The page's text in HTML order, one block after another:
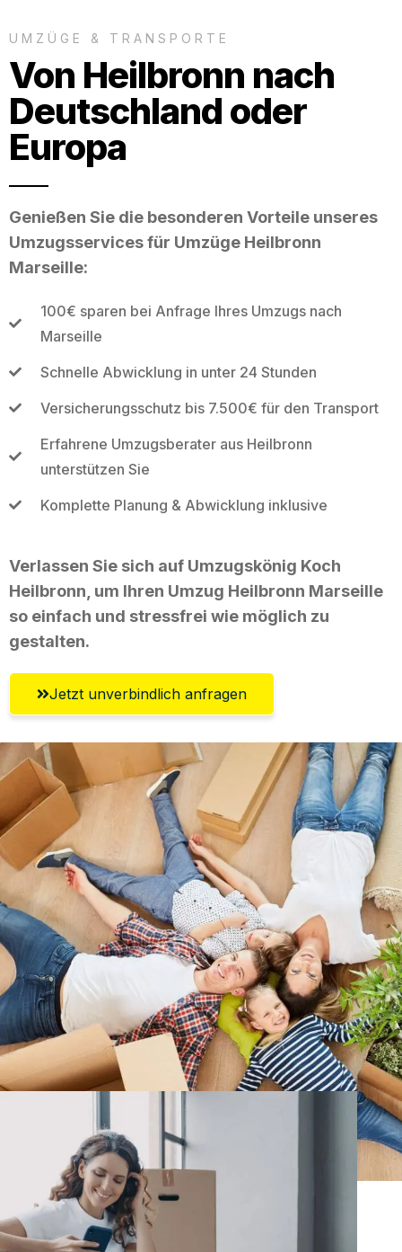
UMZÜGE & TRANSPORTE
Von Heilbronn nach
Deutschland oder
Europa
Genießen Sie die besonderen Vorteile unseres
Umzugsservices für Umzüge Heilbronn
Marseille:
100€ sparen bei Anfrage Ihres Umzugs nach
Marseille
Schnelle Abwicklung in unter 24 Stunden
Versicherungsschutz bis 7.500€ für den Transport
Erfahrene Umzugsberater aus Heilbronn
unterstützen Sie
Komplette Planung & Abwicklung inklusive
Verlassen Sie sich auf Umzugskönig Koch
Heilbronn, um Ihren Umzug Heilbronn Marseille
so einfach und stressfrei wie möglich zu
gestalten.
Jetzt unverbindlich anfragen